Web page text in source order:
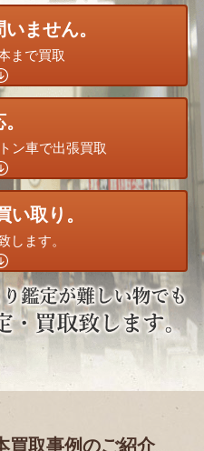
ません。
まで買取
ン車で出張買取
い取り。
します。
買取事例のご紹介